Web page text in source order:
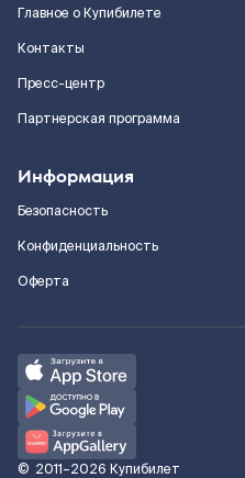
Главное о Купибилете
Контакты
Пресс-центр
Партнерская программа
Информация
Безопасность
Конфиденциальность
Оферта
© 2011–2026 Купибилет